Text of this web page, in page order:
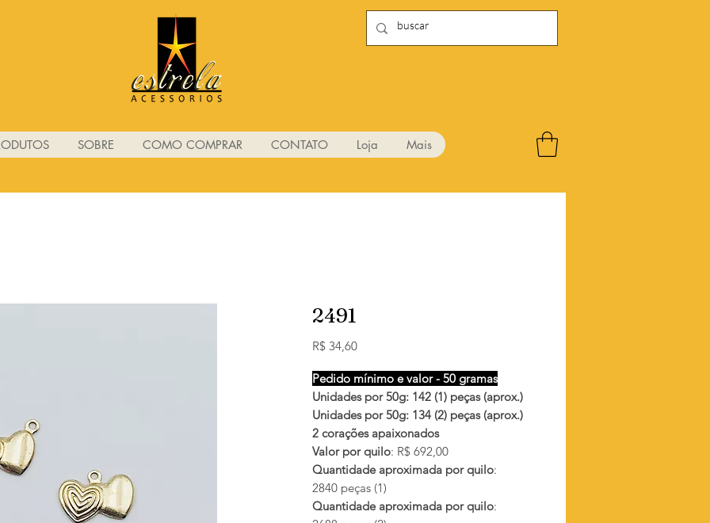
SOBRE COMO COMPRAR CONTATO Loja Mais
2491
R$ 34,60Preço
Pedido mínimo e valor - 50 gramas
Unidades por 50g: 142 (1) peças (aprox.)
Unidades por 50g: 134 (2) peças (aprox.)
2 corações apaixonados
Valor por quilo: R$ 692,00
Quantidade aproximada por quilo:
2840 peças (1)
Quantidade aproximada por quilo: